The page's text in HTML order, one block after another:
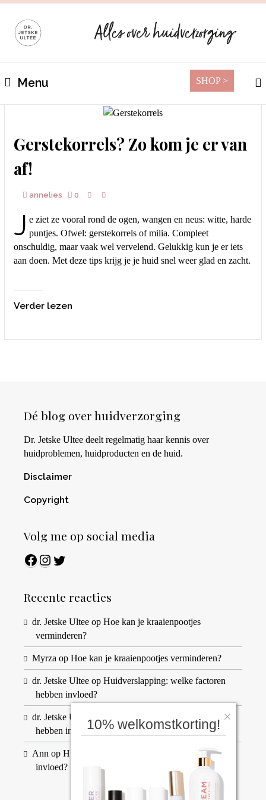
Menu SHOP >
Gerstekorrels? Zo kom je er van
af!
annelies 0
J e ziet ze vooral rond de ogen, wangen en neus: witte, harde
puntjes. Ofwel: gerstekorrels of milia. Compleet
onschuldig, maar vaak wel vervelend. Gelukkig kun je er iets
aan doen. Met deze tips krijg je je huid snel weer glad en zacht.
Verder lezen
Dé blog over huidverzorging
Dr. Jetske Ultee deelt regelmatig haar kennis over
huidproblemen, huidproducten en de huid.
Disclaimer
Copyright
Volg me op social media
Facebook
Instagram
Twitter
Recente reacties
dr. Jetske Ultee op Hoe kan je kraaienpootjes
verminderen?
Myrza op Hoe kan je kraaienpootjes verminderen?
dr. Jetske Ultee op Huidverslapping: welke factoren
hebben invloed?
dr. Jetske Ultee
Huidverslapping: welke factoren
hebben invloed?
Ann op Huidverslapping: welke factoren hebben
invloed?
10% welkomstkorting!